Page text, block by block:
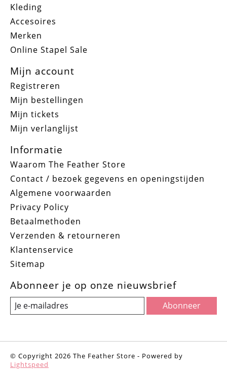
Kleding
Accesoires
Merken
Online Stapel Sale
Mijn account
Registreren
Mijn bestellingen
Mijn tickets
Mijn verlanglijst
Informatie
Waarom The Feather Store
Contact / bezoek gegevens en openingstijden
Algemene voorwaarden
Privacy Policy
Betaalmethoden
Verzenden & retourneren
Klantenservice
Sitemap
Abonneer je op onze nieuwsbrief
Abonneer
© Copyright 2026 The Feather Store - Powered by
Lightspeed